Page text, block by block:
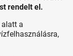
rendelt el.
a